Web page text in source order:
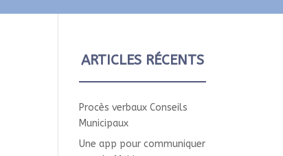
ARTICLES RÉCENTS
Procès verbaux Conseils
Municipaux
Une app pour communiquer